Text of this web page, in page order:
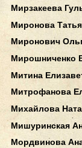
Мирзакеева
Миронова
Миронович
Мирошниченко
Митина
Митрофанова
Михайлова
Мишуринская
Мордвинова